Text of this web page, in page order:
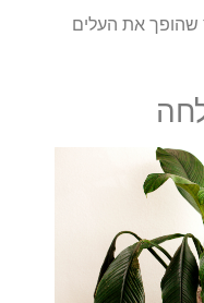
שהופך את העלים